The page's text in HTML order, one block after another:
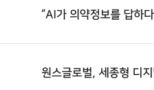
“AI가 의약정보를 답하다
원스글로벌, 세종형 디